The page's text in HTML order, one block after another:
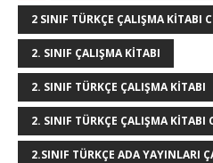
g
e
r
r
e
st
e
b
o
o
k
te
r
e
n
2 SINIF TÜRKÇE ÇALIŞMA KITABI
2. SINIF ÇALIŞMA KITABI
2. SINIF TÜRKÇE ÇALIŞMA KITABI
2. SINIF TÜRKÇE ÇALIŞMA KITABI
2.SINIF TÜRKÇE ADA YAYINLARI